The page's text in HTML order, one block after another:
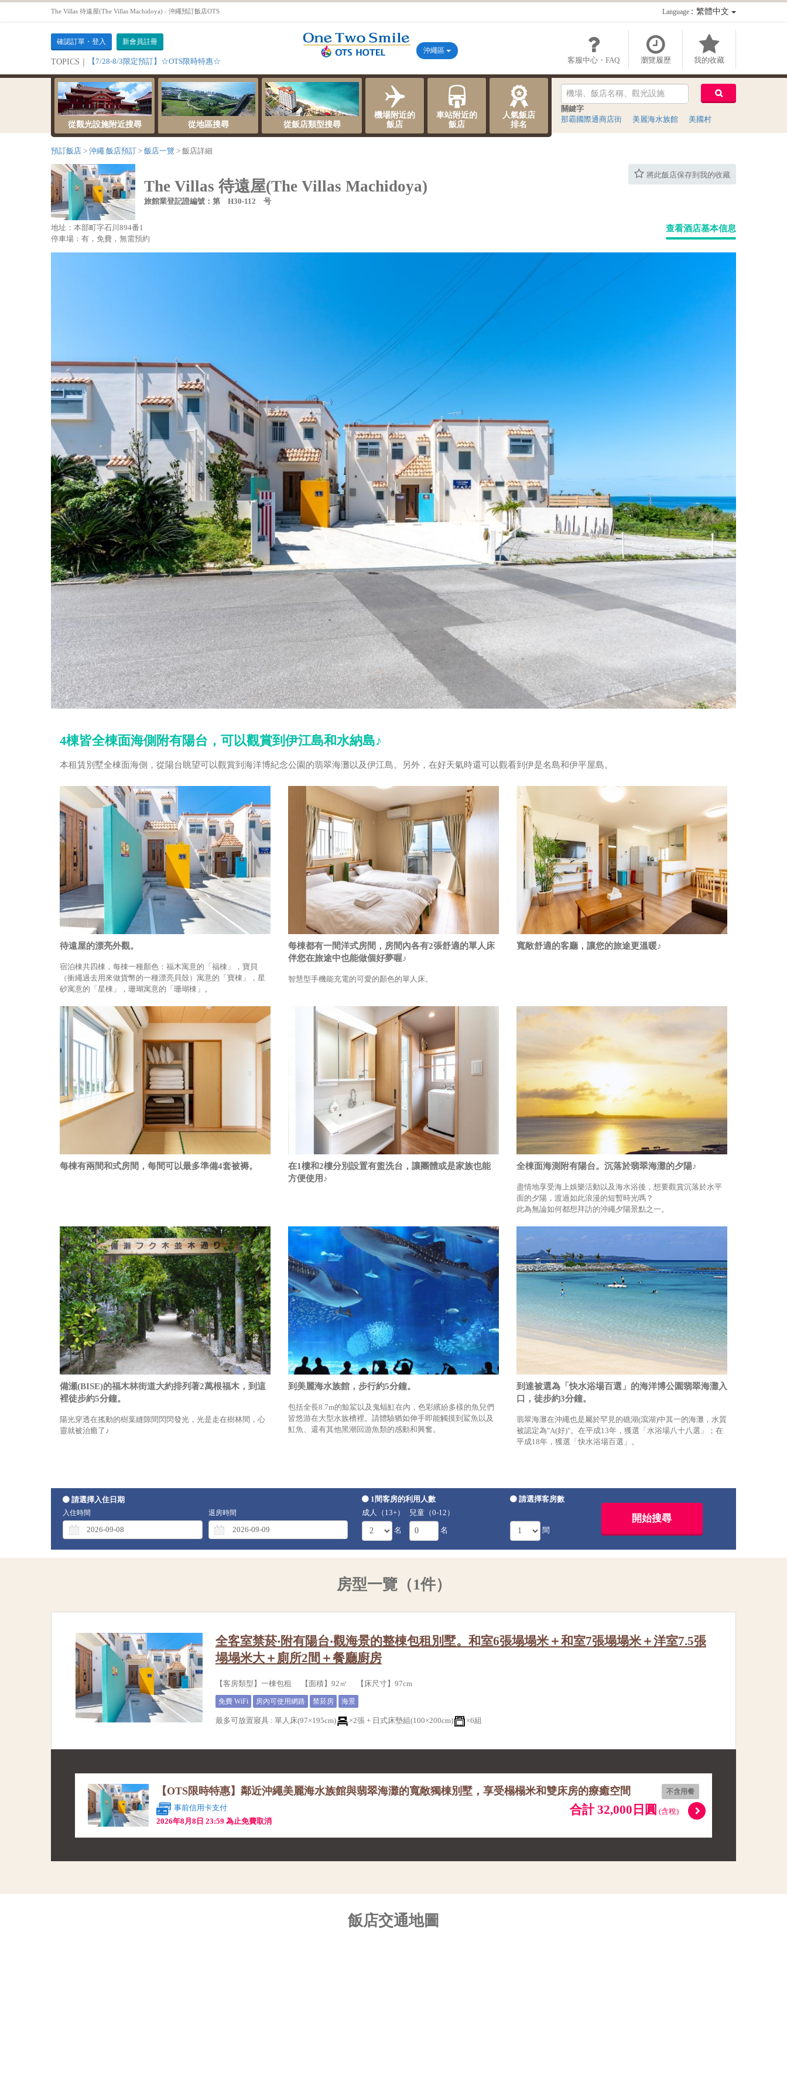
The Villas 待遠屋(The Villas Machidoya) - 沖繩預訂飯店OTS Language：繁體中文
確認訂單・登入 新會員註冊
TOPICS｜ 【7/28-8/3限定預訂】☆OTS限時特惠☆ 客服中心・FAQ 瀏覽履歷 我的收藏
沖繩區
從觀光設施附近搜尋 從地區搜尋 從飯店類型搜尋
機場附近的
飯店
車站附近的
飯店
人氣飯店
排名
關鍵字
那霸國際通商店街
美麗海水族館 美國村
預訂飯店 沖繩 飯店預訂 飯店一覽 飯店詳細
將此飯店保存到我的收藏
The Villas 待遠屋(The Villas Machidoya)
旅館業登記證編號：第 H30-112 号
地址：本部町字石川894番1
停車場：有，免費，無需預約
查看酒店基本信息
4棟皆全棟面海側附有陽台，可以觀賞到伊江島和水納島♪
本租賃別墅全棟面海側，從陽台眺望可以觀賞到海洋博紀念公園的翡翠海灘以及伊江島。另外，在好天氣時還可以觀看到伊是名島和伊平屋島。
待遠屋的漂亮外觀。
宿泊棟共四棟，每棟一種顏色：福木寓意的「福棟」，寶貝
（衝繩過去用來做貨幣的一種漂亮貝殼）寓意的「寶棟」，星
砂寓意的「星棟」，珊瑚寓意的「珊瑚棟」。
每棟都有一間洋式房間，房間內各有2張舒適的單人床
伴您在旅途中也能做個好夢喔♪
智慧型手機能充電的可愛的顏色的單人床。
寬敞舒適的客廳，讓您的旅途更溫暖♪
每棟有兩間和式房間，每間可以最多準備4套被褥。
在1樓和2樓分別設置有盥洗台，讓團體或是家族也能
方便使用♪
全棟面海測附有陽台。沉落於翡翠海灘的夕陽♪
盡情地享受海上娛樂活動以及海水浴後，想要觀賞沉落於水平
面的夕陽，渡過如此浪漫的短暫時光嗎？
此為無論如何都想拜訪的沖繩夕陽景點之一。
備瀬(BISE)的福木林街道大約排列著2萬根福木，到這
裡徒步約5分鐘。
陽光穿透在搖動的樹葉縫隙間閃閃發光，光是走在樹林間，心
靈就被治癒了♪
到美麗海水族館，步行約5分鐘。
包括全長8.7m的鯨鯊以及鬼蝠魟在內，色彩繽紛多樣的魚兒們
皆悠游在大型水族槽裡。請體驗猶如伸手即能觸摸到鯊魚以及
魟魚、還有其他黑潮回游魚類的感動和興奮。
到達被選為「快水浴場百選」的海洋博公園翡翠海灘入
口，徒步約3分鐘。
翡翠海灘在沖繩也是屬於罕見的礁湖(瀉湖)中其一的海灘，水質
被認定為"A(好)"。在平成13年，獲選「水浴場八十八選」；在
平成18年，獲選「快水浴場百選」。
請選擇入住日期
入住時間 退房時間
1間客房的利用人數
成人（13+）
名
兒童（0-12）
名
請選擇客房數
間
房型一覽（1件）
全客室禁菸‧附有陽台‧觀海景的整棟包租別墅。和室6張塌塌米＋和室7張塌塌米＋洋室7.5張
塌塌米大＋廁所2間＋餐廳廚房
【客房類型】一棟包租 【面積】92㎡ 【床尺寸】97cm
免費 WiFi 房內可使用網路 禁菸房 海景
最多可放置寢具: 單人床(97×195cm) ×2張 + 日式床墊組(100×200cm) ×6組
不含用餐
【OTS限時特惠】鄰近沖繩美麗海水族館與翡翠海灘的寬敞獨棟別墅，享受榻榻米和雙床房的療癒空間
合計 32,000日圓 (含稅)
事前信用卡支付
2026年8月8日 23:59 為止免費取消
飯店交通地圖